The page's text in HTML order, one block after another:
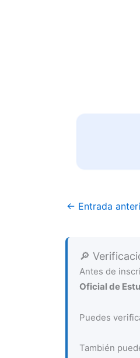
← Entrada
🔎
Antes de
Oficial de
Puedes
También